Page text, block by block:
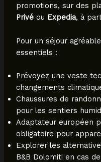
promotions, sur des
Privéou Expedia, à
Pour un séjour
essentiels :
Prévoyez une veste
changements
Chaussures de
pour les sentiers
Adaptateur européen
obligatoire pour
Explorer les
B&B Dolomiti en cas